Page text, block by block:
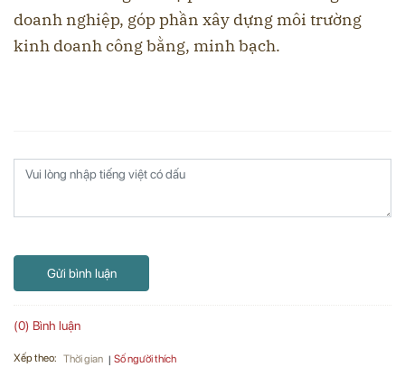
doanh nghiệp, góp phần xây dựng môi trường
kinh doanh công bằng, minh bạch.
Gửi bình luận
(0) Bình luận
Xếp theo: Thời gian Số người thích